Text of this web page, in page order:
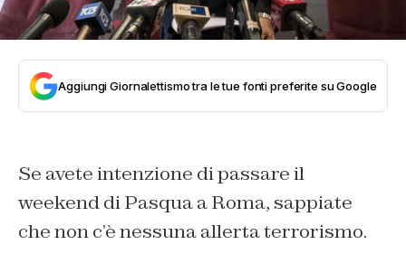
Aggiungi Giornalettismo tra le tue fonti preferite su Google
Se avete intenzione di passare il
weekend di Pasqua a Roma, sappiate
che non c’è nessuna allerta terrorismo.